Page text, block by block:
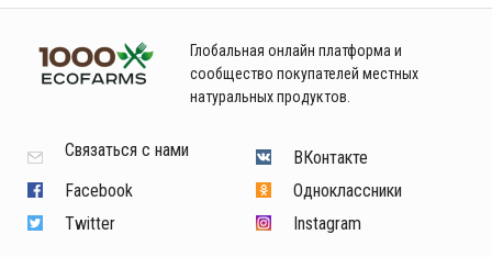
Глобальная онлайн платформа и
сообщество покупателей местных
натуральных продуктов.
Связаться с нами
Facebook
Twitter
ВКонтакте
Одноклассники
Instagram